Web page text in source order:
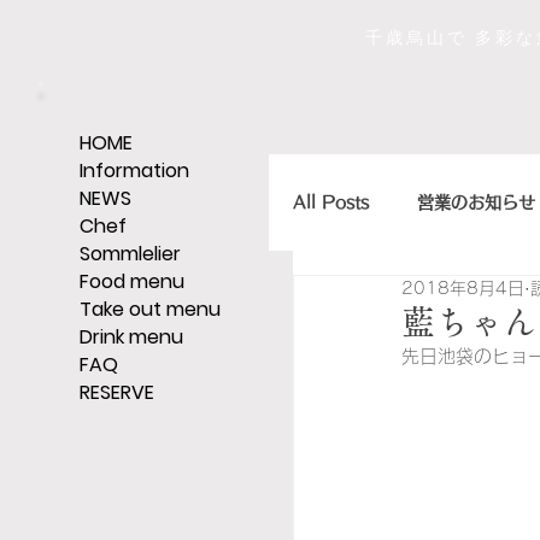
HOME
Information
NEWS
Chef
Sommlelier
Food menu
Take out menu
Drink menu
FAQ
RESERVE
All Posts 営業のお知らせ
店主のひとくちエッセイ
藍ちゃ
2018年8月4日
先日池袋の ヒョ